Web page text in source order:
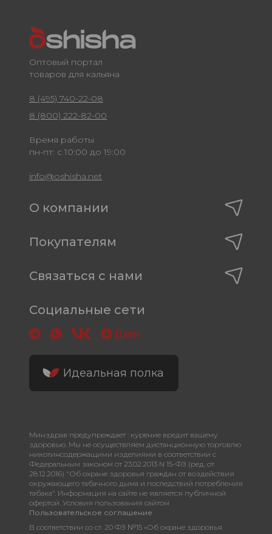
Оптовый портал
товаров для кальяна
8 (495) 740-22-08
8 (800) 222-82-00
Время работы
пн-пт: с 10:00 до 19:00
info@oshisha.net
О компании
Покупателям
Связаться с нами
Социальные сети
Идеальная полка
Минздрав предупреждает : курение вредит вашему
здоровью. Мы не осуществляем дистанционную торговлю
никотинсодержащими изделиями в соответствии с
Федеральным законом от 23.02.2013 N 15-ФЗ (ред. от
28.12.2016) "Об охране здоровья граждан от воздействия
окружающего табачного дыма и последствий потребления
табака". Информация на сайте не является публичной
офертой. Условия пользования сайтом
Пользовательское соглашение
В соответствии со ст. 20 ФЗ №15 «Об охране здоровья